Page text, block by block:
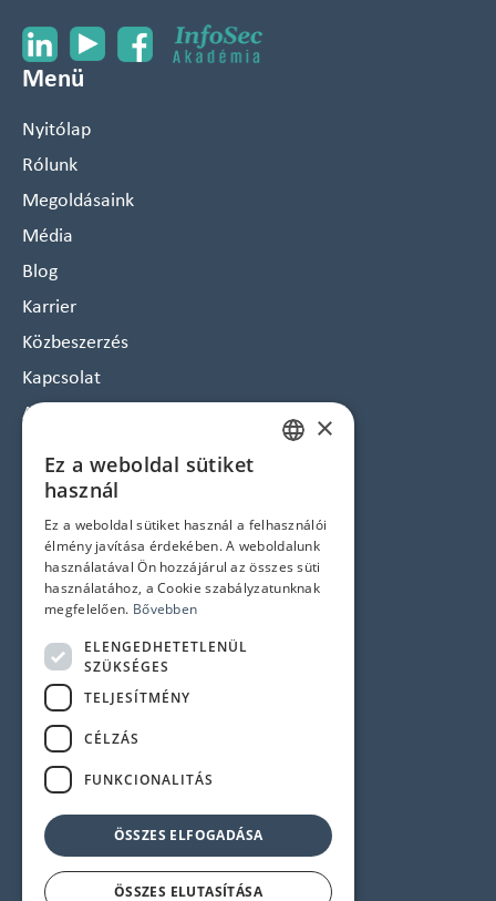
Menü
Nyitólap
Rólunk
Megoldásaink
Média
Blog
Karrier
Közbeszerzés
Kapcsolat
Arculat
Jogi nyilatkozatok
Adatvédelem és Cookie tájékoztató
ÁSZF
Impresszum
Elérhetőségek
1145 Budapest, Újvilág u. 50-52.
Központi telefonszám:
Szerviz:+36 1 358 6333
Recepció:+36 1 358 6359
© 2024 Minden jog fenntartva!
×
Ez a weboldal sütiket
használ
Ez a weboldal sütiket használ a felhasználói
élmény javítása érdekében. A weboldalunk
használatával Ön hozzájárul az összes süti
használatához, a Cookie szabályzatunknak
megfelelően. Bővebben
ELENGEDHETETLENÜL
SZÜKSÉGES
TELJESÍTMÉNY
CÉLZÁS
FUNKCIONALITÁS
ÖSSZES ELFOGADÁSA
ÖSSZES ELUTASÍTÁSA